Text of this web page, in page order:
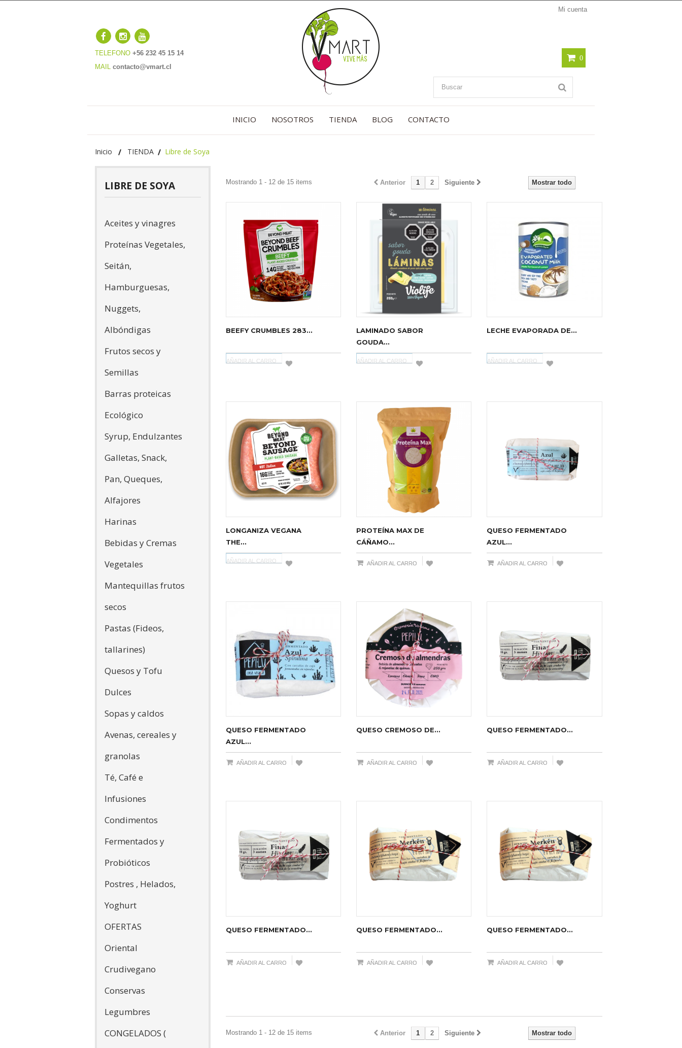
Mi cuenta
TELEFONO +56 232 45 15 14
MAIL contacto@vmart.cl
0
INICIO NOSOTROS TIENDA BLOG CONTACTO
Inicio TIENDA Libre de Soya
LIBRE DE SOYA
Aceites y vinagres
Proteínas Vegetales,
Seitán,
Hamburguesas,
Nuggets,
Albóndigas
Frutos secos y
Semillas
Barras proteicas
Ecológico
Syrup, Endulzantes
Galletas, Snack,
Pan, Queques,
Alfajores
Harinas
Bebidas y Cremas
Vegetales
Mantequillas frutos
secos
Pastas (Fideos,
tallarines)
Quesos y Tofu
Dulces
Sopas y caldos
Avenas, cereales y
granolas
Té, Café e
Infusiones
Condimentos
Fermentados y
Probióticos
Postres , Helados,
Yoghurt
OFERTAS
Oriental
Crudivegano
Conservas
Legumbres
CONGELADOS (
Mostrar todo
Anterior 1 2 Siguiente
Mostrando 1 - 12 de 15 items
BEEFY CRUMBLES 283...
AÑADIR AL CARRO
LAMINADO SABOR
GOUDA...
AÑADIR AL CARRO
LECHE EVAPORADA DE...
AÑADIR AL CARRO
LONGANIZA VEGANA
THE...
AÑADIR AL CARRO
PROTEÍNA MAX DE
CÁÑAMO...
AÑADIR AL CARRO
QUESO FERMENTADO
AZUL...
AÑADIR AL CARRO
QUESO FERMENTADO
AZUL...
AÑADIR AL CARRO
QUESO CREMOSO DE...
AÑADIR AL CARRO
QUESO FERMENTADO...
AÑADIR AL CARRO
QUESO FERMENTADO...
AÑADIR AL CARRO
QUESO FERMENTADO...
AÑADIR AL CARRO
QUESO FERMENTADO...
AÑADIR AL CARRO
Mostrar todo
Anterior 1 2 Siguiente
Mostrando 1 - 12 de 15 items